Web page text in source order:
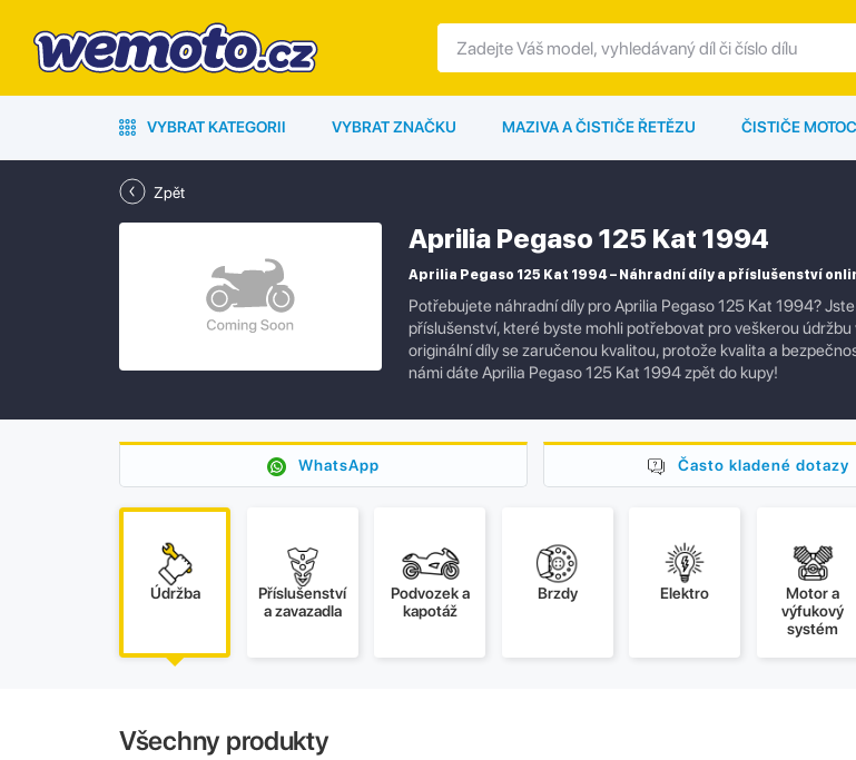
VYBRAT KATEGORII VYBRAT ZNAČKU MAZIVA A ČISTIČE ŘETĚZU ČISTIČE
Zpět
Aprilia Pegaso 125 Kat 1994
Aprilia Pegaso 125 Kat 1994 – Náhradní díly a příslušenství
Potřebujete náhradní díly pro Aprilia Pegaso 125 Kat 1994?
příslušenství, které byste mohli potřebovat pro veškerou
originální díly se zaručenou kvalitou, protože kvalita a
námi dáte Aprilia Pegaso 125 Kat 1994 zpět do kupy!
WhatsApp Často kladené dotazy
Údržba
Příslušenství
a zavazadla
Podvozek a
kapotáž
Brzdy Elektro
Motor a
výfukový
systém
Všechny produkty